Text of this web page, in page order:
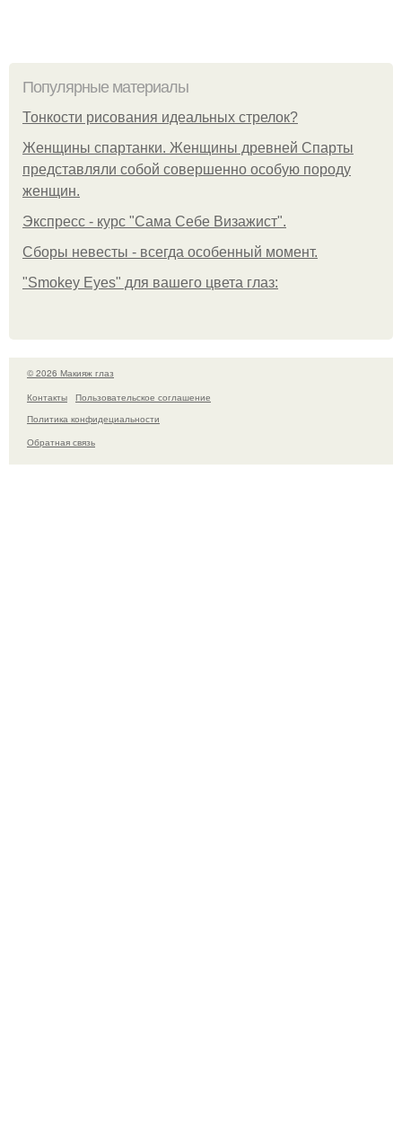
Популярные материалы
Тонкости рисования идеальных стрелок?
Женщины спартанки. Женщины древней Спарты
представляли собой совершенно особую породу
женщин.
Экспресс - курс "Сама Себе Визажист".
Сборы невесты - всегда особенный момент.
"Smokey Eyes" для вашего цвета глаз:
© 2026 Макияж глаз
Контакты
Пользовательское соглашение
Политика конфидециальности
Обратная связь